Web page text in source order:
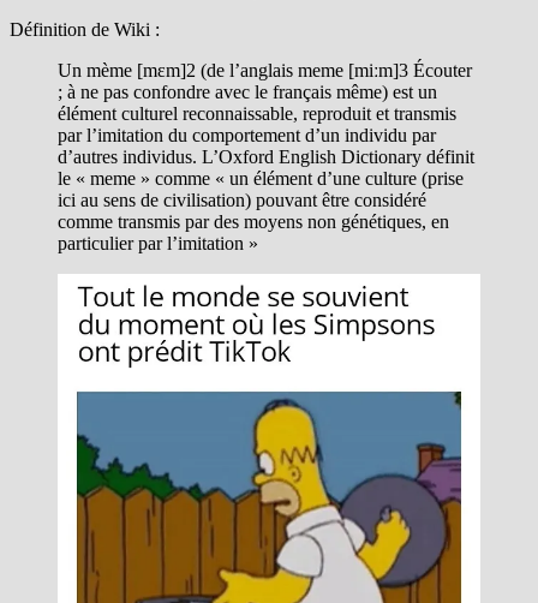
Définition de Wiki :
Un mème [mɛm]2 (de l’anglais meme [miːm]3 Écouter
; à ne pas confondre avec le français même) est un
élément culturel reconnaissable, reproduit et transmis
par l’imitation du comportement d’un individu par
d’autres individus. L’Oxford English Dictionary définit
le « meme » comme « un élément d’une culture (prise
ici au sens de civilisation) pouvant être considéré
comme transmis par des moyens non génétiques, en
particulier par l’imitation »